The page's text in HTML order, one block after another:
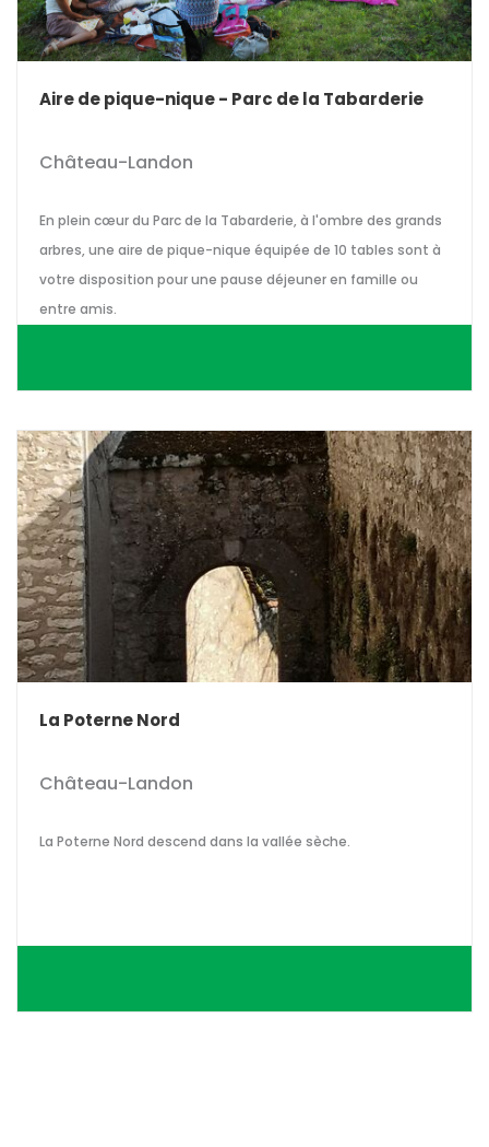
Aire de pique-nique - Parc de la Tabarderie
Château-Landon
En plein cœur du Parc de la Tabarderie, à l'ombre des grands
arbres, une aire de pique-nique équipée de 10 tables sont à
votre disposition pour une pause déjeuner en famille ou
entre amis.
La Poterne Nord
Château-Landon
La Poterne Nord descend dans la vallée sèche.